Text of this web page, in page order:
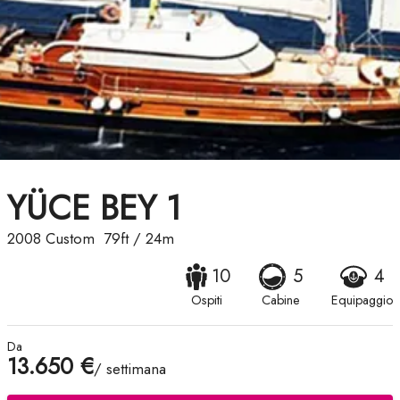
YÜCE BEY 1
2008 Custom 79ft/ 24m
10
Ospiti
5
Cabine
4
Equipaggio
Da
13.650 €/ settimana